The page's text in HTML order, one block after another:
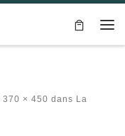
370 × 450 dans La